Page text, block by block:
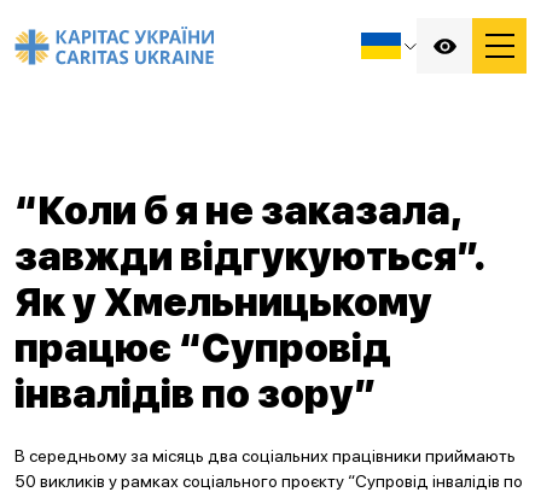
“Коли б я не заказала,
завжди відгукуються”.
Як у Хмельницькому
працює “Супровід
інвалідів по зору”
В середньому за місяць два соціальних працівники приймають
50 викликів у рамках соціального проєкту “Супровід інвалідів по